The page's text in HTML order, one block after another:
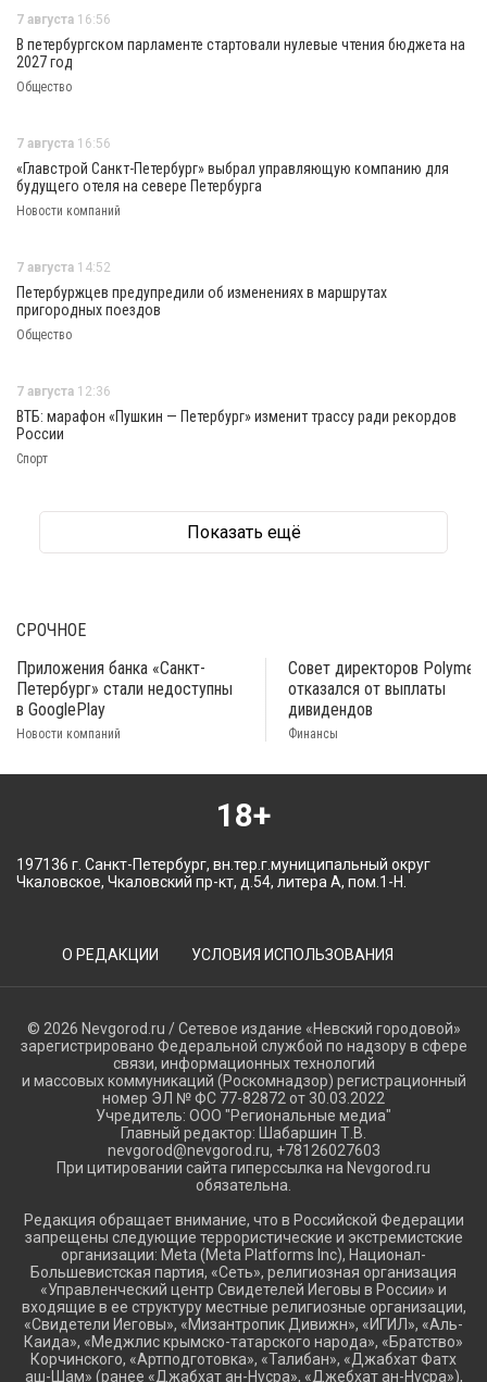
7 августа 16:56
В петербургском парламенте стартовали нулевые чтения бюджета на
2027 год
Общество
7 августа 16:56
«Главстрой Санкт-Петербург» выбрал управляющую компанию для
будущего отеля на севере Петербурга
Новости компаний
7 августа 14:52
Петербуржцев предупредили об изменениях в маршрутах
пригородных поездов
Общество
7 августа 12:36
ВТБ: марафон «Пушкин — Петербург» изменит трассу ради рекордов
России
Спорт
Показать ещё
СРОЧНОЕ
Приложения банка «Санкт-
Петербург» стали недоступны
в GooglePlay
Новости компаний
Совет директоров
отказался от выплаты
дивидендов
Финансы
18+
197136 г. Санкт-Петербург, вн.тер.г.муниципальный округ
Чкаловское, Чкаловский пр-кт, д.54, литера А, пом.1-Н.
О РЕДАКЦИИ УСЛОВИЯ ИСПОЛЬЗОВАНИЯ
© 2026 Nevgorod.ru / Сетевое издание «Невский городовой»
зарегистрировано Федеральной службой по надзору в сфере
связи, информационных технологий
и массовых коммуникаций (Роскомнадзор) регистрационный
номер ЭЛ № ФС 77-82872 от 30.03.2022
Учредитель: ООО "Региональные медиа"
Главный редактор: Шабаршин Т.В.
nevgorod@nevgorod.ru, +78126027603
При цитировании сайта гиперссылка на Nevgorod.ru
обязательна.
Редакция обращает внимание, что в Российской Федерации
запрещены следующие террористические и экстремистские
организации: Meta (Meta Platforms Inc), Национал-
Большевистская партия, «Сеть», религиозная организация
«Управленческий центр Свидетелей Иеговы в России» и
входящие в ее структуру местные религиозные организации,
«Свидетели Иеговы», «Мизантропик Дивижн», «ИГИЛ», «Аль-
Каида», «Меджлис крымско-татарского народа», «Братство»
Корчинского, «Артподготовка», «Талибан», «Джабхат Фатх
аш-Шам» (ранее «Джабхат ан-Нусра», «Джебхат ан-Нусра»),